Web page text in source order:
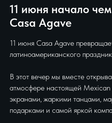
11 июня начало
Casa Agave
11 июня Casa Agave
латиноамериканского
В этот вечер мы вместе
атмосфере настоящей
экранами, жаркими танцами,
подарками и самой яркой